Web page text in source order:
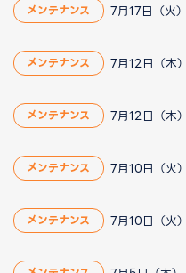
メンテナンス 7月17日（火
メンテナンス 7月12日（木
メンテナンス 7月12日（木
メンテナンス
メンテナンス